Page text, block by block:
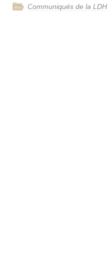
Communiqués de la LDH